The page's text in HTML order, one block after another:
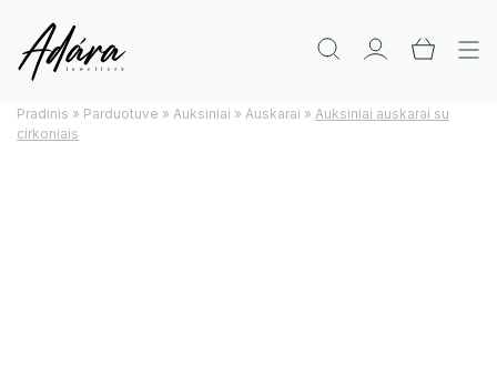
Pradinis » Parduotuve » Auksiniai » Auskarai » Auksiniai auskarai su
cirkoniais